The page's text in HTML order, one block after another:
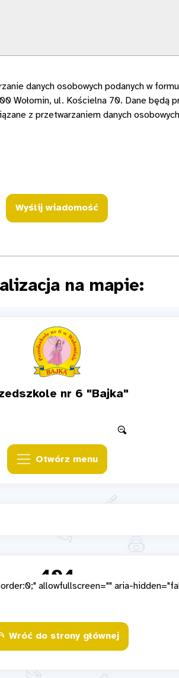
Wołomin, ul. Kościelna 70. Dane będą
z przetwarzaniem danych
na mapie:
allowfullscreen="" aria-
Wróć do strony głównej